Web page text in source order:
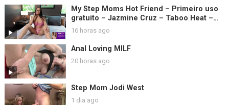
My Step Moms Hot Friend – Primeiro uso
gratuito – Jazmine Cruz – Taboo Heat –
Luke Longly
16 horas ago
Anal Loving MILF
20 horas ago
Step Mom Jodi West
1 dia ago